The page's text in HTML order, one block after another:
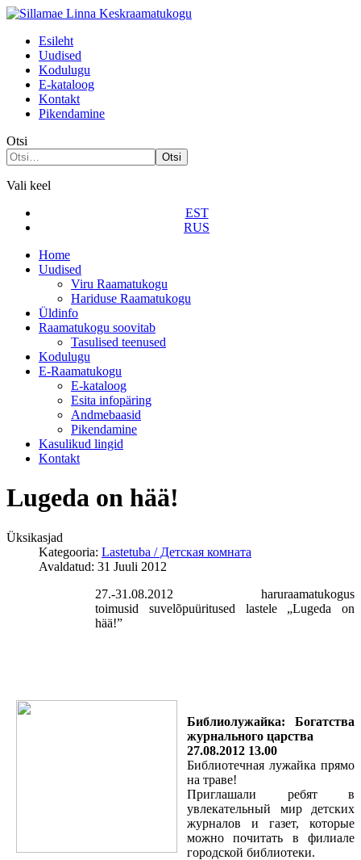
Esileht
Uudised
Kodulugu
Е-kataloog
Kontakt
Pikendamine
Otsi
Otsi
Vali keel
EST
RUS
Home
Uudised
Viru Raamatukogu
Hariduse Raamatukogu
Üldinfo
Raamatukogu soovitab
Tasulised teenused
Kodulugu
E-Raamatukogu
Е-kataloog
Esita infopäring
Andmebaasid
Pikendamine
Kasulikud lingid
Kontakt
Lugeda on hää!
Üksikasjad
Kategooria: Lastetuba / Детская комната
Avaldatud: 31 Juuli 2012
27.-31.08.2012 haruraamatukogus
toimusid suvelõpuüritused lastele „Lugeda on
hää!”
Библиолужайка: Богатства
журнального царства
27.08.2012 13.00
Библиотечная лужайка прямо
на траве!
Приглашали ребят в
увлекательный мир детских
журналов и газет, которые
можно почитать в филиале
городской библиотеки.